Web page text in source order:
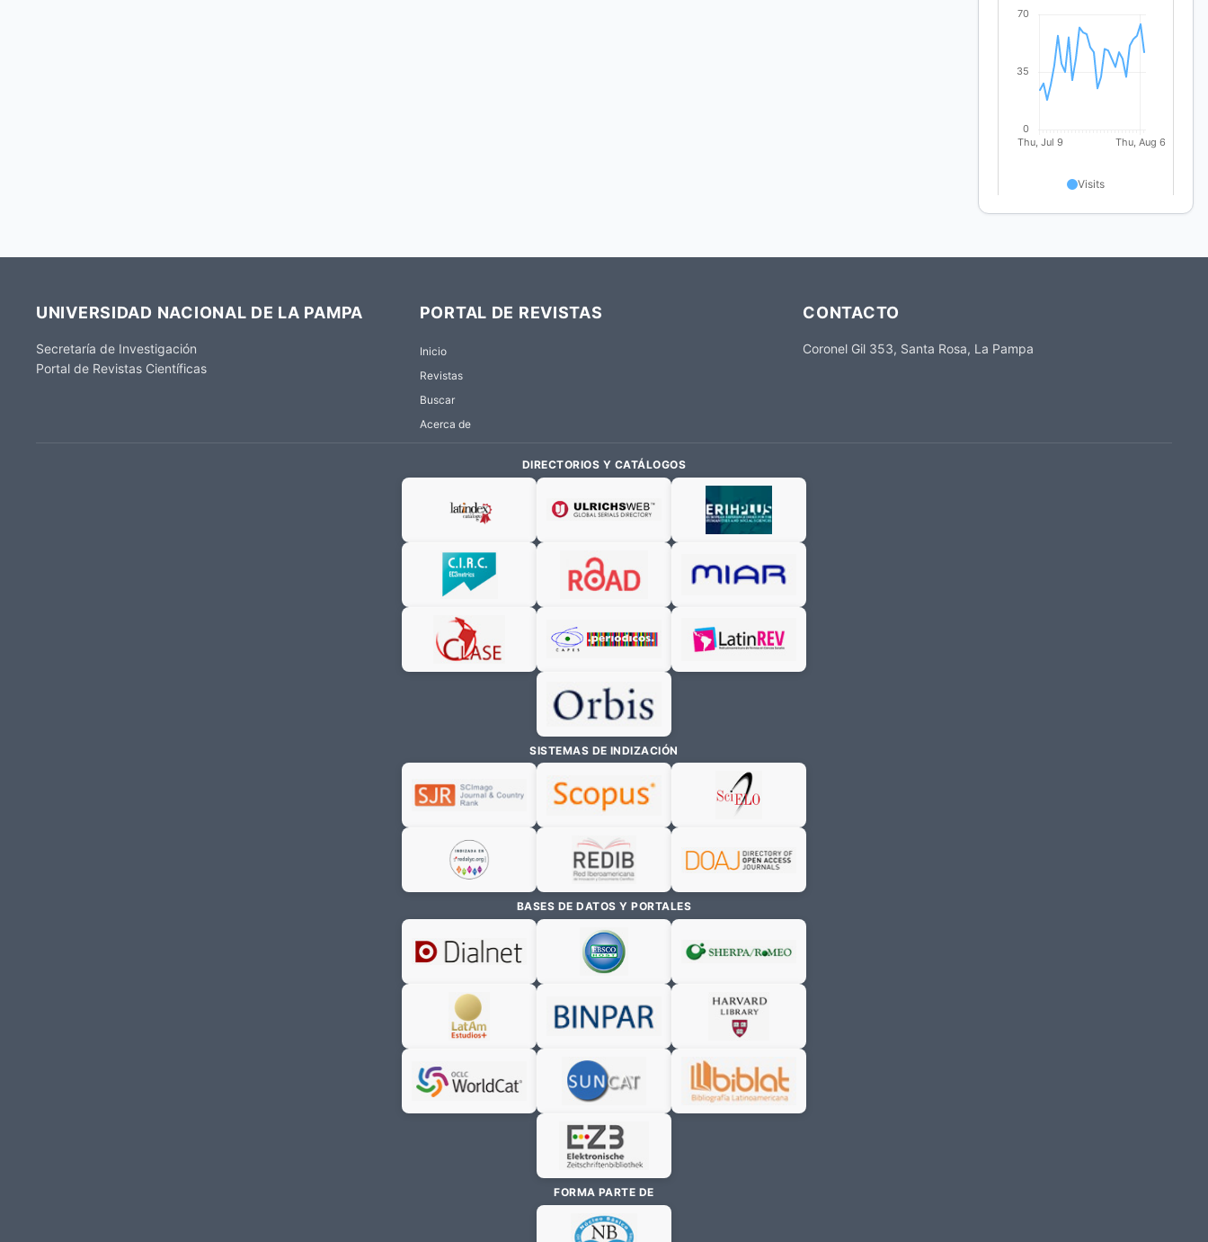
UNIVERSIDAD NACIONAL DE LA PAMPA
Secretaría de Investigación
Portal de Revistas Científicas
PORTAL DE REVISTAS
Inicio
Revistas
Buscar
Acerca de
CONTACTO
Coronel Gil 353, Santa Rosa, La Pampa
DIRECTORIOS Y CATÁLOGOS
SISTEMAS DE INDIZACIÓN
BASES DE DATOS Y PORTALES
FORMA PARTE DE